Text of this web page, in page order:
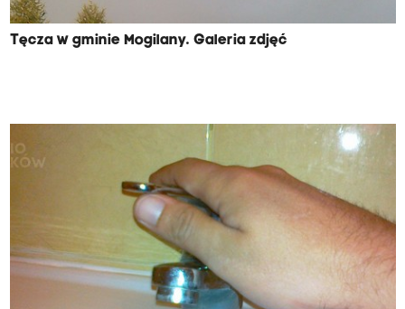
Tęcza w gminie Mogilany. Galeria zdjęć